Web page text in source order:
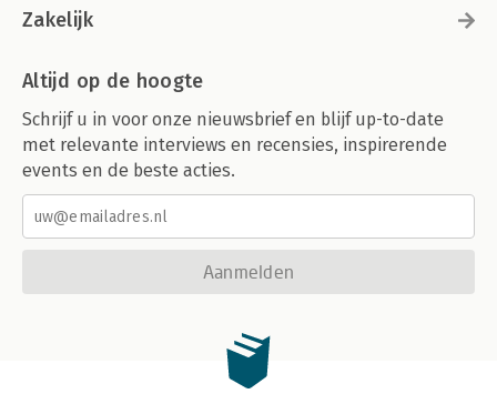
Zakelijk
Altijd op de hoogte
Schrijf u in voor onze nieuwsbrief en blijf up-to-date
met relevante interviews en recensies, inspirerende
events en de beste acties.
Aanmelden